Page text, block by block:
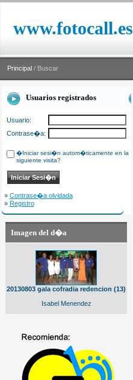
www.fotocall.es
Principal / Buscar
Usuarios registrados
Usuario:
Contrase�a:
�Iniciar sesi�n autom�ticamente en la
siguiente visita?
» Contrase�a olvidada
» Registro
Imagen del d�a
20130803 gala cofradia redencion (13)
Isabel Menendez